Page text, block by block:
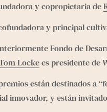
y copropietaria de
y principal
Fondo de
Locke es presidente de
están destinados a
innovador, y están